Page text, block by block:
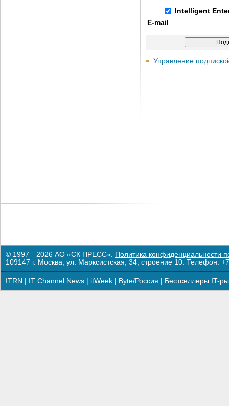
Intelligent
E-mail
Управление
© 1997—2026 АО «СК ПРЕСС». Политика конфиденциальности
109147 г. Москва, ул. Марксистская, 34, строение 10. Телефон:
ITRN IT Channel News itWeek Byte/Россия Бестселлеры IT-